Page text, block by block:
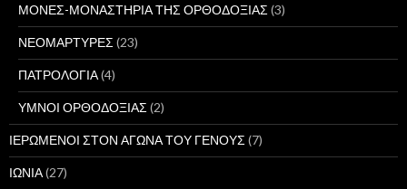
ΜΟΝΕΣ-ΜΟΝΑΣΤΗΡΙΑ ΤΗΣ ΟΡΘΟΔΟΞΙΑΣ (3)
ΝΕΟΜΑΡΤΥΡΕΣ (23)
ΠΑΤΡΟΛΟΓΙΑ(4)
ΥΜΝΟΙ ΟΡΘΟΔΟΞΙΑΣ (2)
ΙΕΡΩΜΕΝΟΙ ΣΤΟΝ ΑΓΩΝΑ ΤΟΥ ΓΕΝΟΥΣ (7)
ΙΩΝΙΑ(27)